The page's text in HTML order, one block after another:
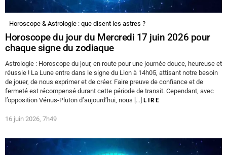
Horoscope & Astrologie : que disent les astres ?
Horoscope du jour du Mercredi 17 juin 2026 pour
chaque signe du zodiaque
Astrologie : Horoscope du jour, en route pour une journée douce, heureuse et
réussie ! La Lune entre dans le signe du Lion à 14h05, attisant notre besoin
de jouer, de nous exprimer et de créer. Faire preuve de confiance et de
fermeté est récompensé durant cette période de transit. Cependant, avec
l’opposition Vénus-Pluton d’aujourd’hui, nous […] LIRE
16 juin 2026, 7h49